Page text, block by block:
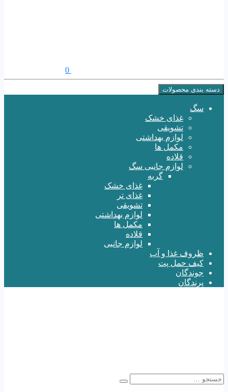
0
دسته بندی محصولات
سگ
غذای خشک
تشویقی
لوازم بهداشتی
مکمل ها
قلاده
لوازم جانبی سگ
گربه
غذای خشک
غذای تر
تشویقی
لوازم بهداشتی
مکمل ها
قلاده
لوازم جانبی
ظروف غذا و آب
کیف حمل پت
جوندگان
پرندگان